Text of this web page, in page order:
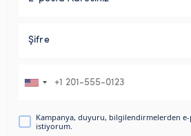
Şifre
Kampanya, duyuru, bilgilendirmelerden
istiyorum.